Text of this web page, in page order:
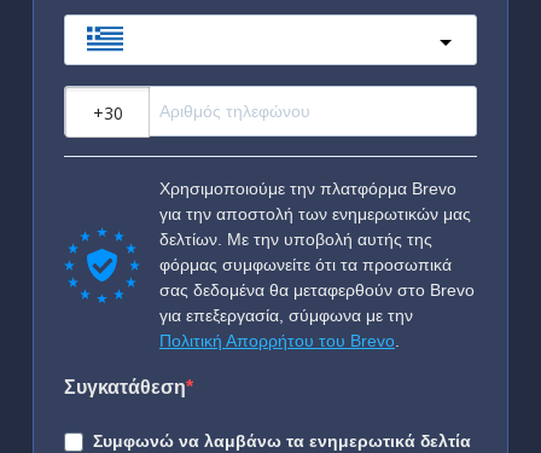
Χρησιμοποιούμε την πλατφόρμα Brevo
για την αποστολή των ενημερωτικών μας
δελτίων. Με την υποβολή αυτής της
φόρμας συμφωνείτε ότι τα προσωπικά
σας δεδομένα θα μεταφερθούν στο Brevo
για επεξεργασία, σύμφωνα με την
Πολιτική Απορρήτου του Brevo
Συγκατάθεση
Συμφωνώ να λαμβάνω τα ενημερωτικά δελτία